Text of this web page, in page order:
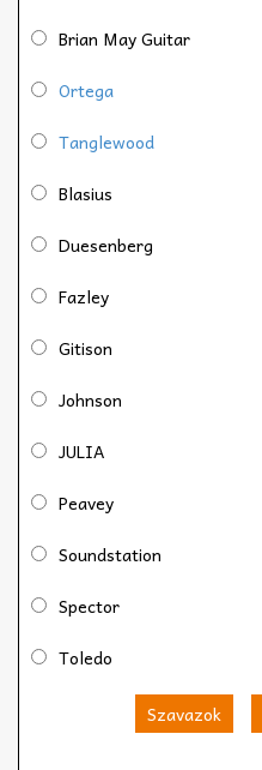
Brian May Guitar
Ortega
Tanglewood
Blasius
Duesenberg
Fazley
Gitison
Johnson
JULIA
Peavey
Soundstation
Spector
Toledo
Szavazok